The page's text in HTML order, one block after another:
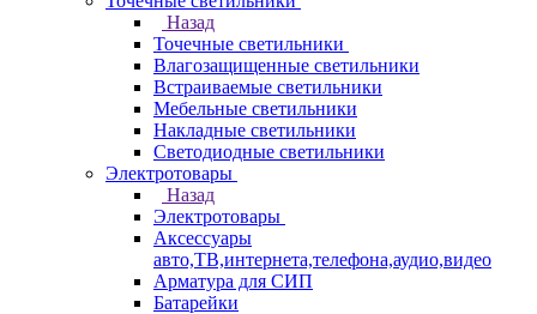
Назад
Точечные светильники
Влагозащищенные светильники
Встраиваемые светильники
Мебельные светильники
Накладные светильники
Светодиодные светильники
Электротовары
Назад
Электротовары
Аксессуары
авто,ТВ,интернета,телефона,аудио,видео
Арматура для СИП
Батарейки